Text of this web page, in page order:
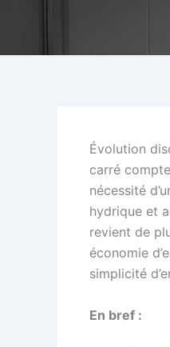
Évolution
carré
nécessité
hydrique et
revient de
économie
simplicité
En bref :